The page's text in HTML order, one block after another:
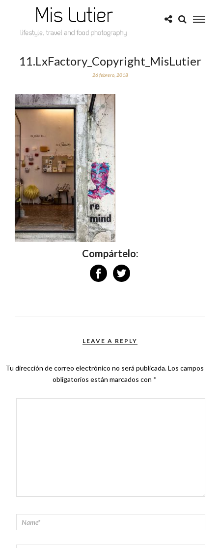
11.LxFactory_Copyright_MisLutier
26 febrero, 2018
Compártelo:
LEAVE A REPLY
Tu dirección de correo electrónico no será publicada.Los campos
obligatorios están marcados con *